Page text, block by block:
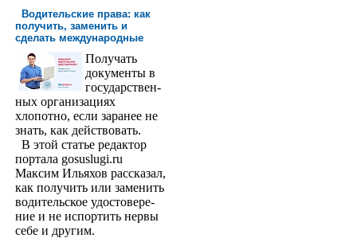
Водительские права: как
получить, заменить и
сделать международ­ные
Получать
доку­менты в
государствен­
ных организациях
хлопотно, если заранее не
знать, как действовать.
В этой статье редактор
портала gosuslugi.ru
Максим Ильяхов рассказал,
как получить или заменить
водительское удостовере­
ние и не испортить нервы
себе и другим.